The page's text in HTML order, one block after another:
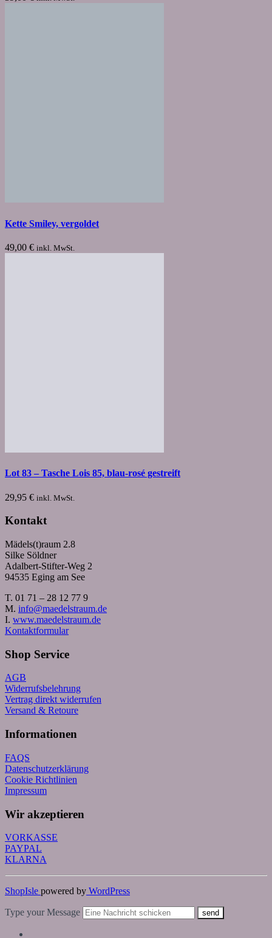
Kette Smiley, vergoldet
49,00 € inkl. MwSt.
Lot 83 – Tasche Lois 85, blau-rosé gestreift
29,95 € inkl. MwSt.
Kontakt
Mädels(t)raum 2.8
Silke Söldner
Adalbert-Stifter-Weg 2
94535 Eging am See
T. 01 71 – 28 12 77 9
M. info@maedelstraum.de
I. www.maedelstraum.de
Kontaktformular
Shop Service
AGB
Widerrufsbelehrung
Vertrag direkt widerrufen
Versand & Retoure
Informationen
FAQS
Datenschutzerklärung
Cookie Richtlinien
Impressum
Wir akzeptieren
VORKASSE
PAYPAL
KLARNA
ShopIsle powered by WordPress
Type your Message send